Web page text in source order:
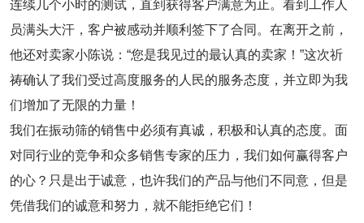
连续几个小时的测试，直到获得客户满意为止。看到工作人
员满头大汗，客户被感动并顺利签下了合同。在离开之前，
他还对卖家小陈说：“您是我见过的最认真的卖家！”这次祈
祷确认了我们受过高度服务的人民​​的服务态度，并立即为我
们增加了无限的力量！
我们在振动筛的销售中必须有真诚，积极和认真的态度。面
对同行业的竞争和众多销售专家的压力，我们如何赢得客户
的心？只是出于诚意，也许我们的产品与他们不同意，但是
凭借我们的诚意和努力，就不能拒绝它们！